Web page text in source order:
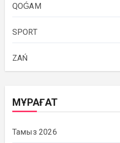
QOǴAM
SPORT
ZAŃ
МҰРАҒАТ
Тамыз 2026